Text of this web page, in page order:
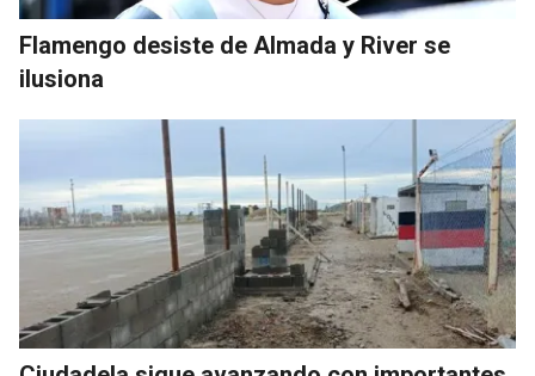
Flamengo desiste de Almada y River se
ilusiona